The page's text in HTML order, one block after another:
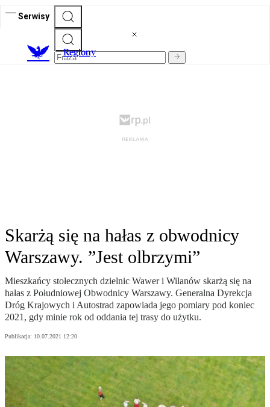
Serwisy
Regiony
Skarżą się na hałas z obwodnicy
Warszawy. ”Jest olbrzymi”
Mieszkańcy stołecznych dzielnic Wawer i Wilanów skarżą się na
hałas z Południowej Obwodnicy Warszawy. Generalna Dyrekcja
Dróg Krajowych i Autostrad zapowiada jego pomiary pod koniec
2021, gdy minie rok od oddania tej trasy do użytku.
Publikacja: 10.07.2021 12:20